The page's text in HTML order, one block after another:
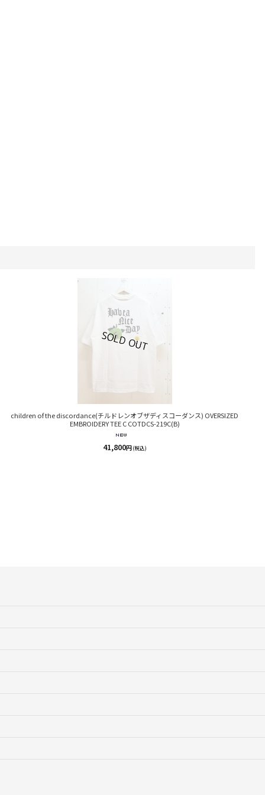
children of the discordance(チルドレンオブザディスコーダンス) OVERSIZED
EMBROIDERY TEE C COTDCS-219C(B)
41,800円(税込)